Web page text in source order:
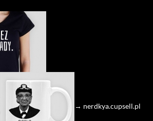
→ nerdkya.cupsell.pl